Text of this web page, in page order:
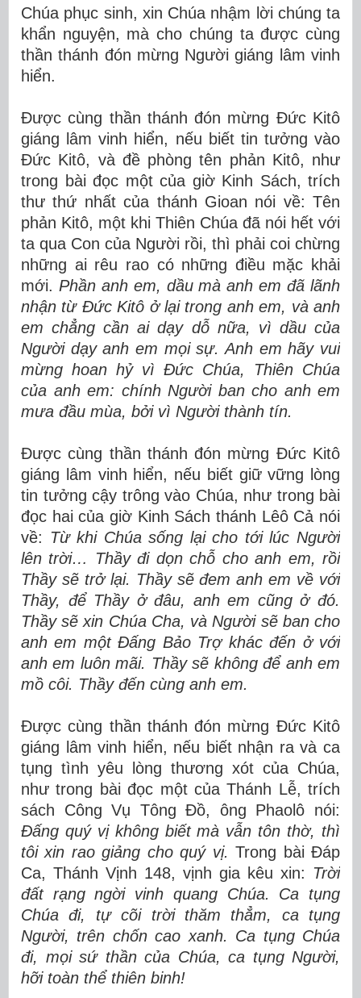
Chúa phục sinh, xin Chúa nhậm lời chúng ta
khẩn nguyện, mà cho chúng ta được cùng
thần thánh đón mừng Người giáng lâm vinh
hiển.
Được cùng thần thánh đón mừng Đức Kitô
giáng lâm vinh hiển, nếu biết tin tưởng vào
Đức Kitô, và đề phòng tên phản Kitô, như
trong bài đọc một của giờ Kinh Sách, trích
thư thứ nhất của thánh Gioan nói về: Tên
phản Kitô, một khi Thiên Chúa đã nói hết với
ta qua Con của Người rồi, thì phải coi chừng
những ai rêu rao có những điều mặc khải
mới. Phần anh em, dầu mà anh em đã lãnh
nhận từ Đức Kitô ở lại trong anh em, và anh
em chẳng cần ai dạy dỗ nữa, vì dầu của
Người dạy anh em mọi sự. Anh em hãy vui
mừng hoan hỷ vì Đức Chúa, Thiên Chúa
của anh em: chính Người ban cho anh em
mưa đầu mùa, bởi vì Người thành tín.
Được cùng thần thánh đón mừng Đức Kitô
giáng lâm vinh hiển, nếu biết giữ vững lòng
tin tưởng cậy trông vào Chúa, như trong bài
đọc hai của giờ Kinh Sách thánh Lêô Cả nói
về: Từ khi Chúa sống lại cho tới lúc Người
lên trời… Thầy đi dọn chỗ cho anh em, rồi
Thầy sẽ trở lại. Thầy sẽ đem anh em về với
Thầy, để Thầy ở đâu, anh em cũng ở đó.
Thầy sẽ xin Chúa Cha, và Người sẽ ban cho
anh em một Đấng Bảo Trợ khác đến ở với
anh em luôn mãi. Thầy sẽ không để anh em
mồ côi. Thầy đến cùng anh em.
Được cùng thần thánh đón mừng Đức Kitô
giáng lâm vinh hiển, nếu biết nhận ra và ca
tụng tình yêu lòng thương xót của Chúa,
như trong bài đọc một của Thánh Lễ, trích
sách Công Vụ Tông Đồ, ông Phaolô nói:
Đấng quý vị không biết mà vẫn tôn thờ, thì
tôi xin rao giảng cho quý vị.Trong bài Đáp
Ca, Thánh Vịnh 148, vịnh gia kêu xin: Trời
đất rạng ngời vinh quang Chúa. Ca tụng
Chúa đi, tự cõi trời thăm thẳm, ca tụng
Người, trên chốn cao xanh. Ca tụng Chúa
đi, mọi sứ thần của Chúa, ca tụng Người,
hỡi toàn thể thiên binh!